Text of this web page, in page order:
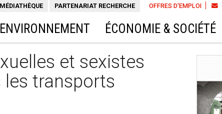
OFFRES D'EMPLOI
MÉDIATHÈQUE PARTENARIAT RECHERCHE
ENVIRONNEMENT ÉCONOMIE & SOCIÉTÉ
et sexistes
les transports